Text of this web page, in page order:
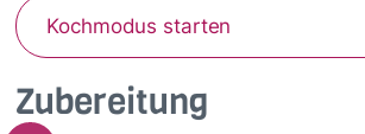
Zubereitung
Kochmodus starten